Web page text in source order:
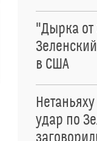
"Дырка от
в США
удар по